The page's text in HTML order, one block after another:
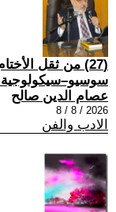
(27) من ثقل
عصام الدين صالح
2026 / 8 / 8
الادب والفن